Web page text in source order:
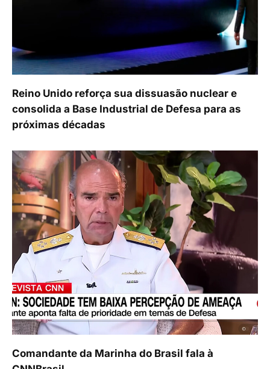
Reino Unido reforça sua dissuasão nuclear e
consolida a Base Industrial de Defesa para as
próximas décadas
Comandante da Marinha do Brasil fala à